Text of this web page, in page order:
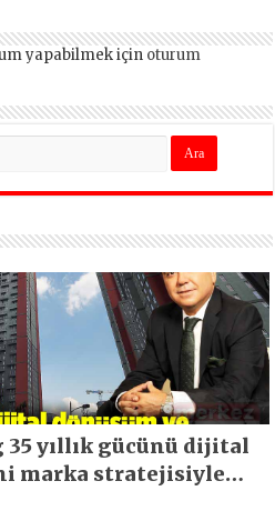
yapabilmek için oturum
yıllık gücünü dijital
marka stratejisiyle